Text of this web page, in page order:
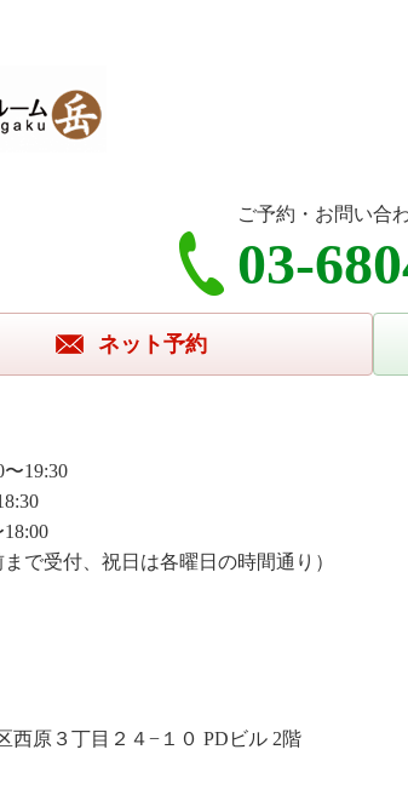
ご予約・お問い合
03-
ネット予約
〜19:30
18:00
まで受付、祝日は各曜日の時間通り）
西原３丁目２４−１０ PDビル 2階